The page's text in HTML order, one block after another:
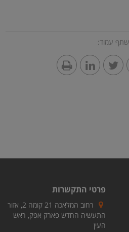
שתף עמוד:
פרטי התקשרות
רחוב המלאכה 21 קומה 2, אזור
התעשיה החדש פארק אפק, ראש
העין